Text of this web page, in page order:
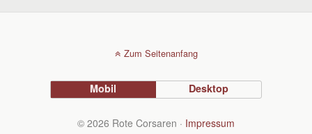
Zum Seitenanfang
Mobil Desktop
© 2026 Rote Corsaren · Impressum